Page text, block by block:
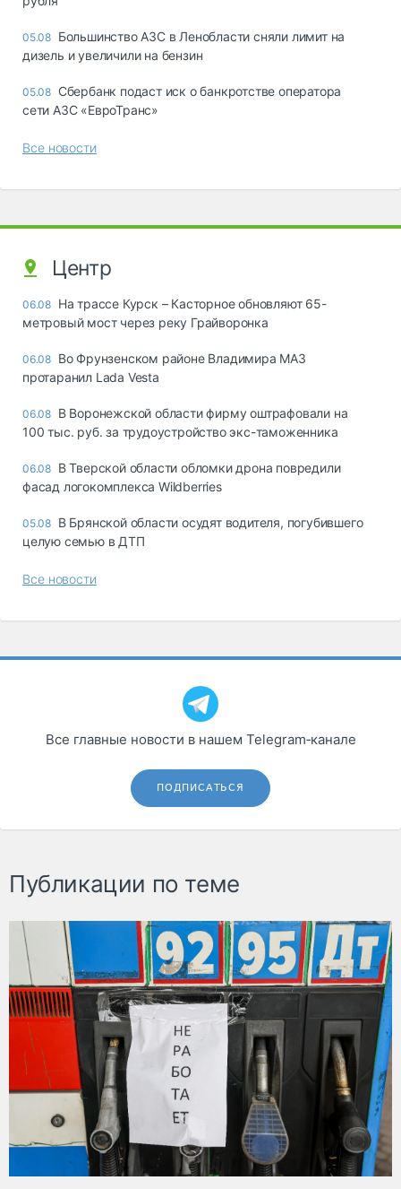
05.08 Большинство АЗС в Ленобласти сняли лимит на
дизель и увеличили на бензин
05.08 Сбербанк подаст иск о банкротстве оператора
сети АЗС «ЕвроТранс»
Все новости
Центр
06.08 На трассе Курск – Касторное обновляют 65-
метровый мост через реку Грайворонка
06.08 Во Фрунзенском районе Владимира МАЗ
протаранил Lada Vesta
06.08 В Воронежской области фирму оштрафовали на
100 тыс. руб. за трудоустройство экс-таможенника
06.08 В Тверской области обломки дрона повредили
фасад логокомплекса Wildberries
05.08 В Брянской области осудят водителя, погубившего
целую семью в ДТП
Все новости
Все главные новости в нашем Telegram‑канале
ПОДПИСАТЬСЯ
Публикации по теме